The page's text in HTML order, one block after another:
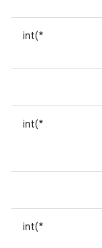
int(*
int(*
int(*